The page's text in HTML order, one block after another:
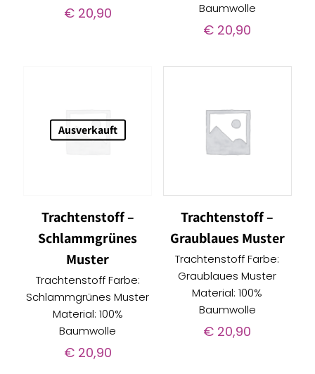
€20,90
Baumwolle
€ 20,90
Ausverkauft
Trachtenstoff –
Schlammgrünes
Muster
Trachtenstoff Farbe:
Schlammgrünes Muster
Material: 100%
Baumwolle
€20,90
Trachtenstoff –
Graublaues Muster
Trachtenstoff Farbe:
Graublaues Muster
Material: 100%
Baumwolle
€ 20,90